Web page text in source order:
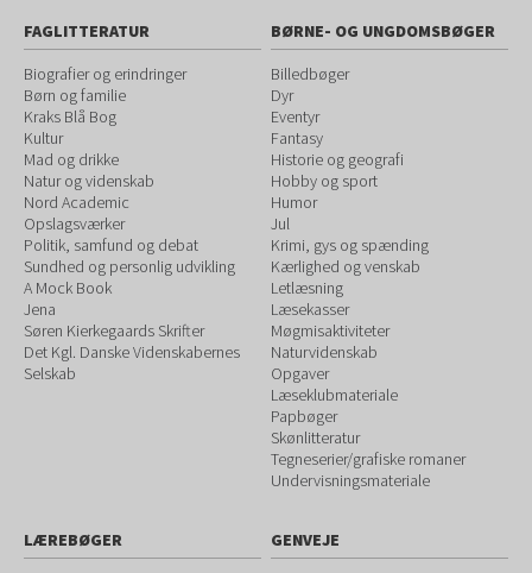
FAGLITTERATUR
Biografier og erindringer
Børn og familie
Kraks Blå Bog
Kultur
Mad og drikke
Natur og videnskab
Nord Academic
Opslagsværker
Politik, samfund og debat
Sundhed og personlig udvikling
A Mock Book
Jena
Søren Kierkegaards Skrifter
Det Kgl. Danske Videnskabernes
Selskab
BØRNE- OG UNGDOMSBØGER
Billedbøger
Dyr
Eventyr
Fantasy
Historie og geografi
Hobby og sport
Humor
Jul
Krimi, gys og spænding
Kærlighed og venskab
Letlæsning
Læsekasser
Møgmisaktiviteter
Naturvidenskab
Opgaver
Læseklubmateriale
Papbøger
Skønlitteratur
Tegneserier/grafiske romaner
Undervisningsmateriale
LÆREBØGER
GENVEJE